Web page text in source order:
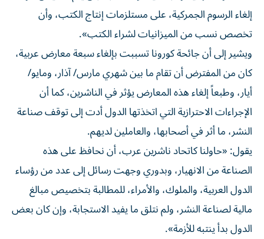
إلغاء الرسوم الجمركية، على مستلزمات إنتاج الكتب، وأن
تخصص نسب من الميزانيات لشراء الكتب».
ويشير إلى أن جائحة كورونا تسببت بإلغاء سبعة معارض عربية،
كان من المفترض أن تقام ما بين شهري مارس/ آذار، ومايو/
أيار، وطبعاً إلغاء هذه المعارض يؤثر في الناشرين، كما أن
الإجراءات الاحترازية التي اتخذتها الدول أدت إلى توقف صناعة
النشر، ما أثر في أصحابها، والعاملين لديهم.
يقول: «حاولنا كاتحاد ناشرين عرب، أن نحافظ على هذه
الصناعة من الانهيار، وبدوري وجهت رسائل إلى عدد من رؤساء
الدول العربية، والملوك، والأمراء، للمطالبة بتخصيص مبالغ
مالية لصناعة النشر، ولم نتلق ما يفيد الاستجابة، وإن كان بعض
الدول بدأ ينتبه للأزمة».